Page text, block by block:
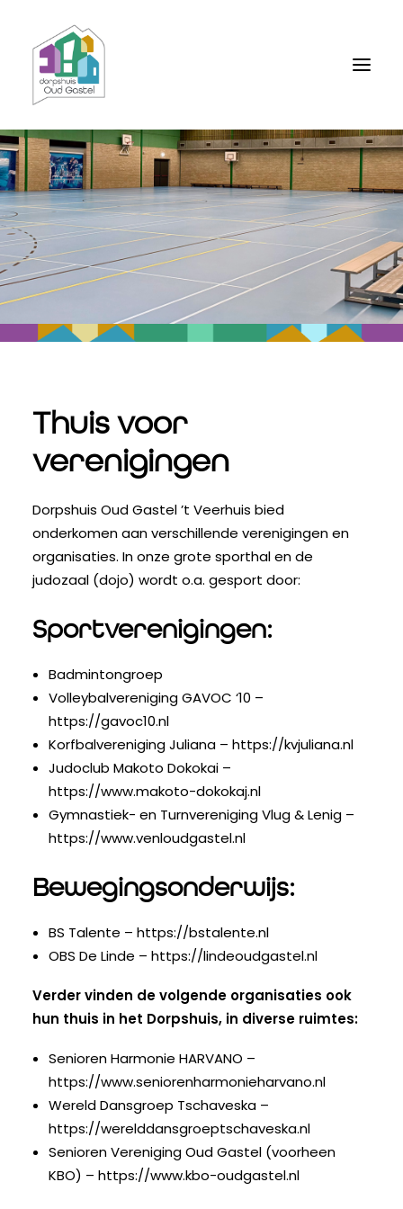
Home
Thuis voor verenigingen
Vergaderruimte nodig?
Vacatures bij het Dorpshuis
Thuis voor
verenigingen
Dorpshuis Oud Gastel ’t Veerhuis bied
onderkomen aan verschillende verenigingen en
organisaties. In onze grote sporthal en de
judozaal (dojo) wordt o.a. gesport door:
Sportverenigingen:
Badmintongroep
Volleybalvereniging GAVOC ‘10 –
https://gavoc10.nl
Korfbalvereniging Juliana – https://kvjuliana.nl
Judoclub Makoto Dokokai –
https://www.makoto-dokokaj.nl
Gymnastiek- en Turnvereniging Vlug & Lenig –
https://www.venloudgastel.nl
Bewegingsonderwijs:
BS Talente – https://bstalente.nl
OBS De Linde – https://lindeoudgastel.nl
Verder vinden de volgende organisaties ook
hun thuis in het Dorpshuis, in diverse ruimtes:
Senioren Harmonie HARVANO –
https://www.seniorenharmonieharvano.nl
Wereld Dansgroep Tschaveska –
https://werelddansgroeptschaveska.nl
Senioren Vereniging Oud Gastel (voorheen
KBO) – https://www.kbo-oudgastel.nl